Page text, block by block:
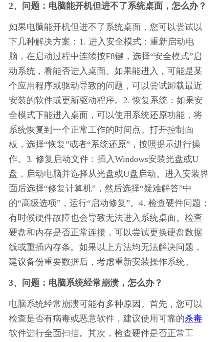
2、问题：电脑能开机但进不了系统桌面，怎么办？
如果电脑能开机但进不了系统桌面，您可以尝试以
下几种解决方案：1. 进入安全模式：重新启动电
脑，在启动过程中连续按F8键，选择“安全模式”启
动系统，看能否进入桌面。如果能进入，可能是某
个应用程序或驱动导致的问题，可以尝试卸载最近
安装的软件或更新驱动程序。2. 恢复系统：如果安
全模式下能进入桌面，可以使用系统还原功能，将
系统恢复到一个正常工作的时间点。打开控制面
板，选择“恢复”或者“系统还原”，按照提示进行操
作。3. 修复启动文件：插入Windows安装光盘或U
盘，启动电脑并选择从光盘或U盘启动。进入安装界
面后选择“修复计算机”，然后选择“疑难解答”中
的“高级选项”，运行“启动修复”。4. 检查硬件问题：
有时候硬件故障也会导致无法进入系统桌面。检查
硬盘和内存是否正常连接，可以尝试更换硬盘数据
线或重插内存条。如果以上方法均无法解决问题，
建议备份重要数据后，考虑重新安装操作系统。
3、问题：电脑系统经常崩溃，怎么办？
电脑系统经常崩溃可能有多种原因。首先，您可以
检查是否有病毒或恶意软件，建议使用可靠的杀毒
软件进行全面扫描。其次，检查硬件是否正常工